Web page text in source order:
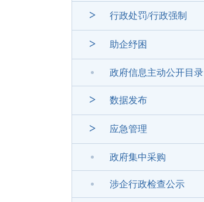
> 行政处罚/行政强制
> 助企纾困
政府信息主动公开目录
> 数据发布
> 应急管理
政府集中采购
涉企行政检查公示